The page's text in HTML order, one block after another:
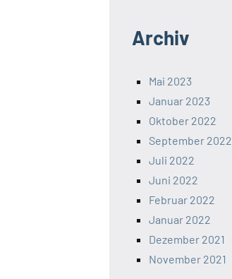
Archiv
Mai 2023
Januar 2023
Oktober 2022
September 2022
Juli 2022
Juni 2022
Februar 2022
Januar 2022
Dezember 2021
November 2021